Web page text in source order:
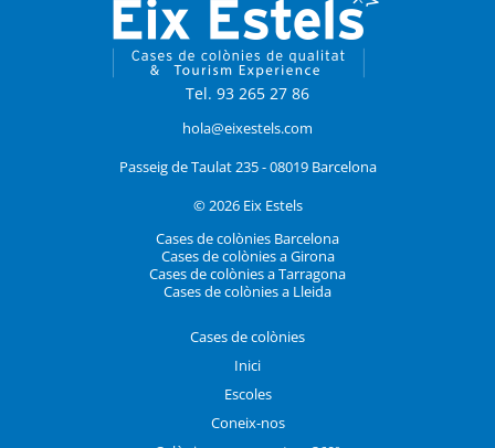
Tel. 93 265 27 86
hola@eixestels.com
Passeig de Taulat 235 - 08019 Barcelona
© 2026 Eix Estels
Cases de colònies Barcelona
Cases de colònies a Girona
Cases de colònies a Tarragona
Cases de colònies a Lleida
Cases de colònies
Inici
Escoles
Coneix-nos